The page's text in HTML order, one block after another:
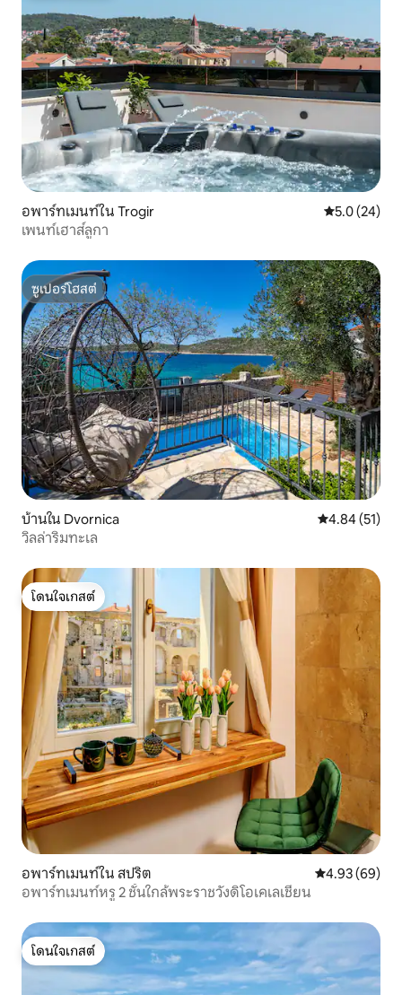
อพาร์ทเมนท์ใน Trogir คะแนนเฉลี่ย
5.0 (24)
เพนท์เฮาส์ลูกา
ซูเปอร์โฮสต์
ซูเปอร์โฮสต์
บ้านใน Dvornica คะแนนเฉลี่ย
4.84 (51)
วิลล่าริมทะเล
โดนใจเกสต์
โดนใจเกสต์
อพาร์ทเมนท์ใน สปริต คะแนนเฉลี่ย
4.93 (69)
อพาร์ทเมนท์หรู 2 ชั้นใกล้พระราชวังดิโอเคเลเชียน
โดนใจเกสต์
โดนใจเกสต์